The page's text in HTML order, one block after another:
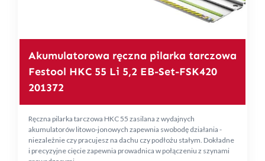
Akumulatorowa ręczna pilarka tarczowa
Festool HKC 55 Li 5,2 EB-Set-FSK420
201372
Ręczna pilarka tarczowa HKC 55 zasilana z wydajnych
akumulatorów litowo-jonowych zapewnia swobodę działania -
niezależnie czy pracujesz na dachu czy podłożu stałym. Dokładne
i precyzyjne cięcie zapewnia prowadnica w połączeniu z szynami